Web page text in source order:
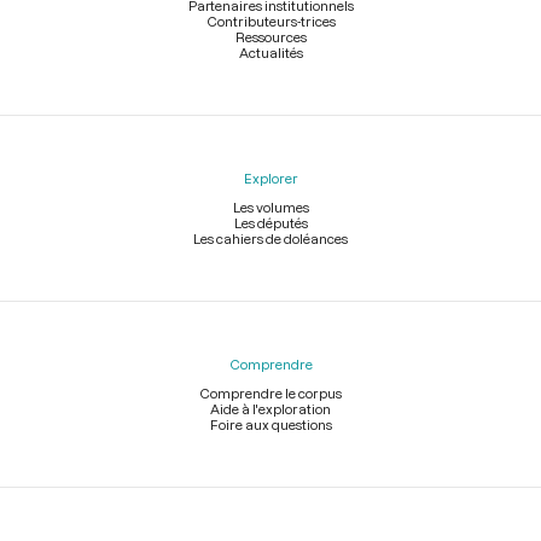
Partenaires institutionnels
Contributeurs-trices
Ressources
Actualités
Explorer
Les volumes
Les députés
Les cahiers de doléances
Comprendre
Comprendre le corpus
Aide à l'exploration
Foire aux questions